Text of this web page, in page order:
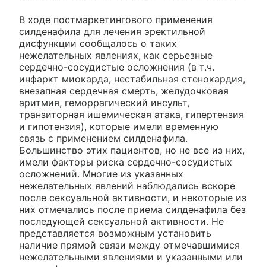
В ходе постмаркетингового применения
силденафила для лечения эректильной
дисфункции сообщалось о таких
нежелательных явлениях, как серьезные
сердечно-сосудистые осложнения (в т.ч.
инфаркт миокарда, нестабильная стенокардия,
внезапная сердечная смерть, желудочковая
аритмия, геморрагический инсульт,
транзиторная ишемическая атака, гипертензия
и гипотензия), которые имели временную
связь с применением силденафила.
Большинство этих пациентов, но не все из них,
имели факторы риска сердечно-сосудистых
осложнений. Многие из указанных
нежелательных явлений наблюдались вскоре
после сексуальной активности, и некоторые из
них отмечались после приема силденафила без
последующей сексуальной активности. Не
представляется возможным установить
наличие прямой связи между отмечавшимися
нежелательными явлениями и указанными или